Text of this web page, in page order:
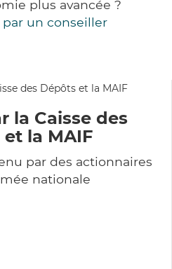
plus avancée ?
un conseiller
la Caisse des
la MAIF
par des actionnaires
nationale